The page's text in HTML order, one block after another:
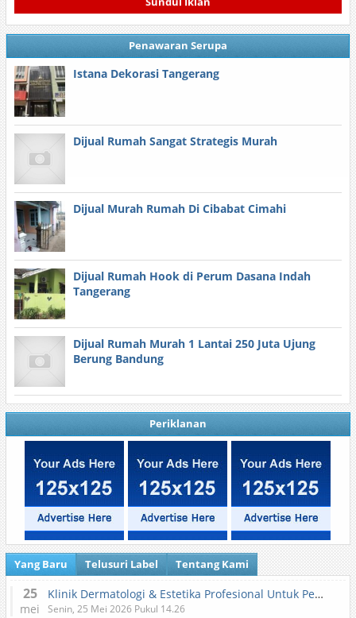
Penawaran Serupa
Istana Dekorasi Tangerang
Dijual Rumah Sangat Strategis Murah
Dijual Murah Rumah Di Cibabat Cimahi
Dijual Rumah Hook di Perum Dasana Indah
Tangerang
Dijual Rumah Murah 1 Lantai 250 Juta Ujung
Berung Bandung
Periklanan
Yang Baru Telusuri Label Tentang Kami
25
mei
Klinik Dermatologi & Estetika Profesional Untuk Perawatan Kulit dan Kecantikan
Senin, 25 Mei 2026 Pukul 14.26